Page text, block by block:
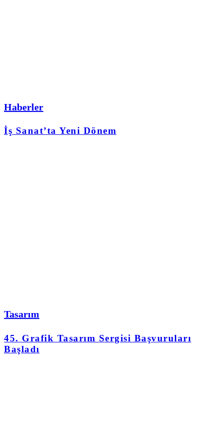
Haberler
İş Sanat’ta Yeni Dönem
Tasarım
45. Grafik Tasarım Sergisi Başvuruları
Başladı